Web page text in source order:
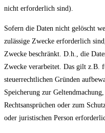
nicht erforderlich sind).
Sofern die Daten nicht gelöscht
zulässige Zwecke erforderlich
Zwecke beschränkt. D.h., die
Zwecke verarbeitet. Das gilt z.B.
steuerrechtlichen Gründen
Speicherung zur
Rechtsansprüchen oder zum
oder juristischen Person